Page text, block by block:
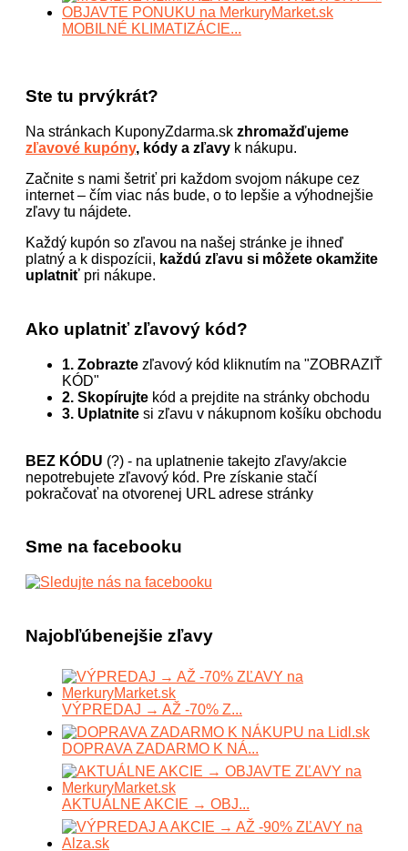
MOBILNÉ KLIMATIZÁCIE...
Ste tu prvýkrát?
Na stránkach KuponyZdarma.sk zhromažďujeme
zľavové kupóny, kódy a zľavy k nákupu.
Začnite s nami šetriť pri každom svojom nákupe cez
internet – čím viac nás bude, o to lepšie a výhodnejšie
zľavy tu nájdete.
Každý kupón so zľavou na našej stránke je ihneď
platný a k dispozícii, každú zľavu si môžete okamžite
uplatniť pri nákupe.
Ako uplatniť zľavový kód?
1. Zobrazte zľavový kód kliknutím na "ZOBRAZIŤ
KÓD"
2. Skopírujte kód a prejdite na stránky obchodu
3. Uplatnite si zľavu v nákupnom košíku obchodu
BEZ KÓDU (?) - na uplatnenie takejto zľavy/akcie
nepotrebujete zľavový kód. Pre získanie stačí
pokračovať na otvorenej URL adrese stránky
Sme na facebooku
Najobľúbenejšie zľavy
VÝPREDAJ → AŽ -70% Z...
DOPRAVA ZADARMO K NÁ...
AKTUÁLNE AKCIE → OBJ...